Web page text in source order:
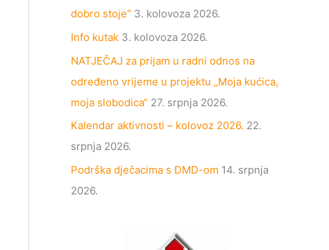
dobro stoje“ 3. kolovoza 2026.
Info kutak 3. kolovoza 2026.
NATJEČAJ za prijam u radni odnos na
određeno vrijeme u projektu „Moja kućica,
moja slobodica“ 27. srpnja 2026.
Kalendar aktivnosti – kolovoz 2026. 22.
srpnja 2026.
Podrška dječacima s DMD-om 14. srpnja
2026.